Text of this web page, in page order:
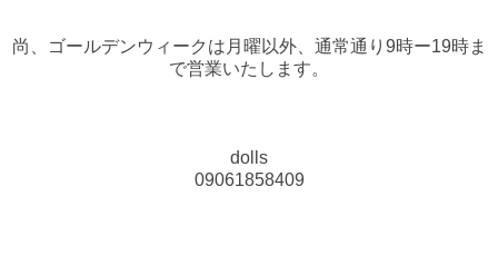
尚、ゴールデンウィークは月曜以外、通常通り9時ー19時ま
で営業いたします。
dolls
09061858409